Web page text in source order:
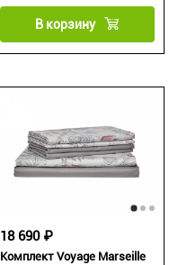
В корзину
Комплект Voyage Marseille
18 690 ₽